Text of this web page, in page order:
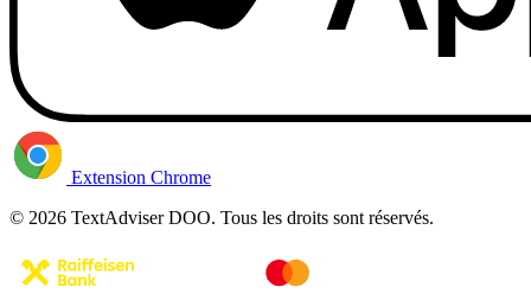
Extension Chrome
© 2026 TextAdviser DOO. Tous les droits sont réservés.